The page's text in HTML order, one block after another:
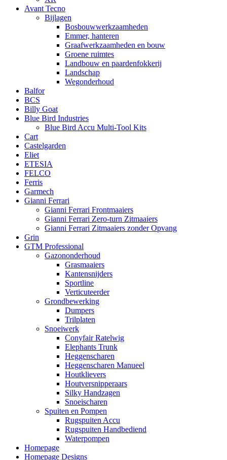
Avant Tecno
Bijlagen
Bosbouwwerkzaamheden
Emmer, hanteren
Graafwerkzaamheden en bouw
Groene ruimtes
Landbouw en paardenfokkerij
Landschap
Wegonderhoud
Balfor
BCS
Billy Goat
Blue Bird Industries
Blue Bird Accu Multi-Tool Kits
Cart
Castelgarden
Eliet
ETESIA
FELCO
Ferris
Garmech
Gianni Ferrari
Gianni Ferrari Frontmaaiers
Gianni Ferrari Zero-turn Zitmaaiers
Gianni Ferrari Zitmaaiers zonder Opvang
Grin
GTM Professional
Gazononderhoud
Grasmaaiers
Kantensnijders
Sportline
Verticuteerder
Grondbewerking
Dumpers
Trilplaten
Snoeiwerk
Conyfair Ratelwig
Elephants Trunk
Heggenscharen
Heggenscharen Manueel
Houtklievers
Houtversnipperaars
Silky Handzagen
Snoeischaren
Spuiten en Pompen
Rugspuiten Accu
Rugspuiten Handbediend
Waterpompen
Homepage
Homepage Designs